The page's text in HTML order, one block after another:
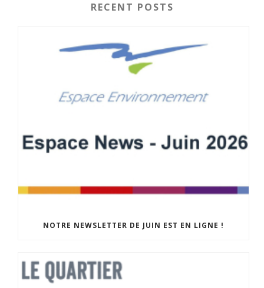
RECENT POSTS
NOTRE NEWSLETTER DE JUIN EST EN LIGNE !